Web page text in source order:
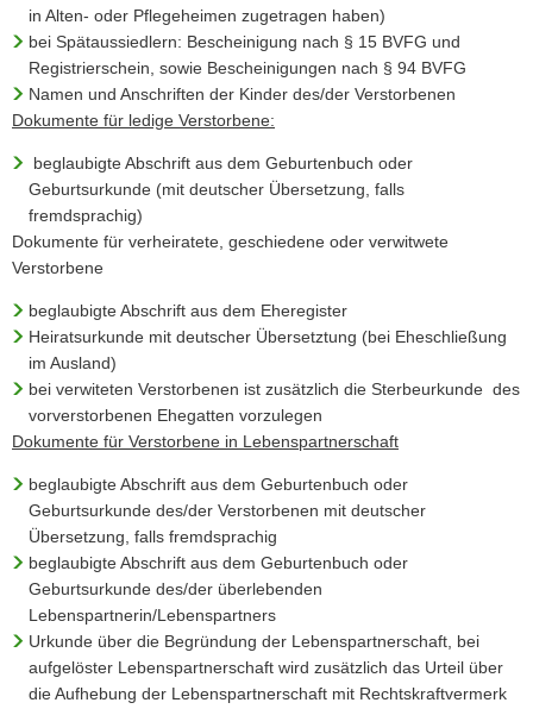
in Alten- oder Pflegeheimen zugetragen haben)
bei Spätaussiedlern: Bescheinigung nach § 15 BVFG und
Registrierschein, sowie Bescheinigungen nach § 94 BVFG
Namen und Anschriften der Kinder des/der Verstorbenen
Dokumente für ledige Verstorbene:
beglaubigte Abschrift aus dem Geburtenbuch oder
Geburtsurkunde (mit deutscher Übersetzung, falls
fremdsprachig)
Dokumente für verheiratete, geschiedene oder verwitwete
Verstorbene
beglaubigte Abschrift aus dem Eheregister
Heiratsurkunde mit deutscher Übersetztung (bei Eheschließung
im Ausland)
bei verwiteten Verstorbenen ist zusätzlich die Sterbeurkunde des
vorverstorbenen Ehegatten vorzulegen
Dokumente für Verstorbene in Lebenspartnerschaft
beglaubigte Abschrift aus dem Geburtenbuch oder
Geburtsurkunde des/der Verstorbenen mit deutscher
Übersetzung, falls fremdsprachig
beglaubigte Abschrift aus dem Geburtenbuch oder
Geburtsurkunde des/der überlebenden
Lebenspartnerin/Lebenspartners
Urkunde über die Begründung der Lebenspartnerschaft, bei
aufgelöster Lebenspartnerschaft wird zusätzlich das Urteil über
die Aufhebung der Lebenspartnerschaft mit Rechtskraftvermerk